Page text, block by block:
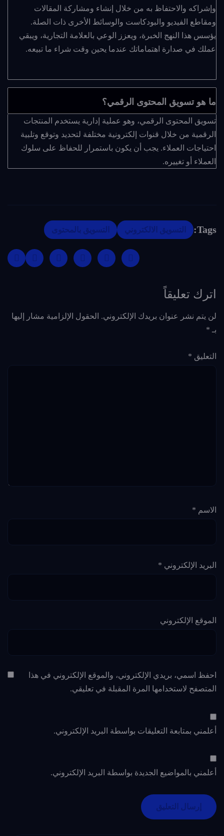
وإشراكه والاحتفاظ به من خلال إنشاء ومشاركة المقالات
ومقاطع الفيديو والبودكاست والوسائط الأخرى ذات الصلة.
يؤسس هذا النهج الخبرة، ويعزز الوعي بالعلامة التجارية، ويبقي
عملك في صدارة اهتماماتك عندما يحين وقت شراء ما تبيعه.
ما هو تسويق المحتوى الرقمي؟
تسويق المحتوى الرقمي، وهو عملية إدارية يستخدم المنتجات
الرقمية من خلال قنوات إلكترونية مختلفة لتحديد وتوقع وتلبية
احتياجات العملاء. يجب أن يكون باستمرار للحفاظ على سلوك
العملاء أو تغييره.
Tags: التسويق الالكتروني التسويق بالمحتوى
اترك تعليقاً
لن يتم نشر عنوان بريدك الإلكتروني. الحقول الإلزامية مشار إليها
بـ *
التعليق *
الاسم *
البريد الإلكتروني *
الموقع الإلكتروني
احفظ اسمي، بريدي الإلكتروني، والموقع الإلكتروني في هذا
المتصفح لاستخدامها المرة المقبلة في تعليقي.
أعلمني بمتابعة التعليقات بواسطة البريد الإلكتروني.
أعلمني بالمواضيع الجديدة بواسطة البريد الإلكتروني.